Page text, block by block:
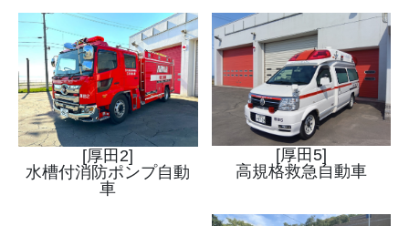
[厚田2]
水槽付消防ポンプ自動
車
[厚田5]
高規格救急自動車